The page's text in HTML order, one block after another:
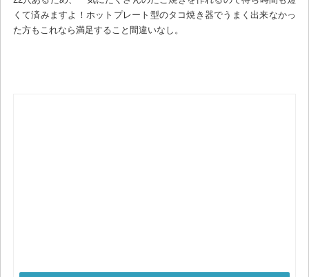
くて済みますよ！ホットプレート型のタコ焼き器でうまく出来なかっ
た方もこれなら満足すること間違いなし。